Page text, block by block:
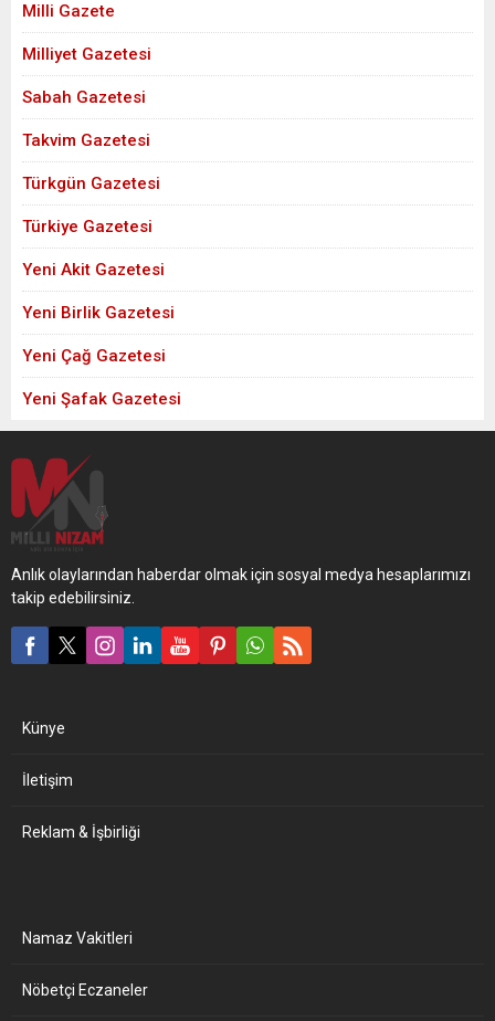
Milli Gazete
Milliyet Gazetesi
Sabah Gazetesi
Takvim Gazetesi
Türkgün Gazetesi
Türkiye Gazetesi
Yeni Akit Gazetesi
Yeni Birlik Gazetesi
Yeni Çağ Gazetesi
Yeni Şafak Gazetesi
Anlık olaylarından haberdar olmak için sosyal medya hesaplarımızı
takip edebilirsiniz.
Künye
İletişim
Reklam & İşbirliği
Namaz Vakitleri
Nöbetçi Eczaneler